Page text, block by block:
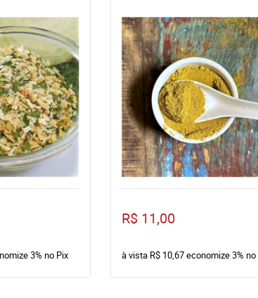
3% no Pix
R$ 11,00
à vista R$ 10,67economize3% no